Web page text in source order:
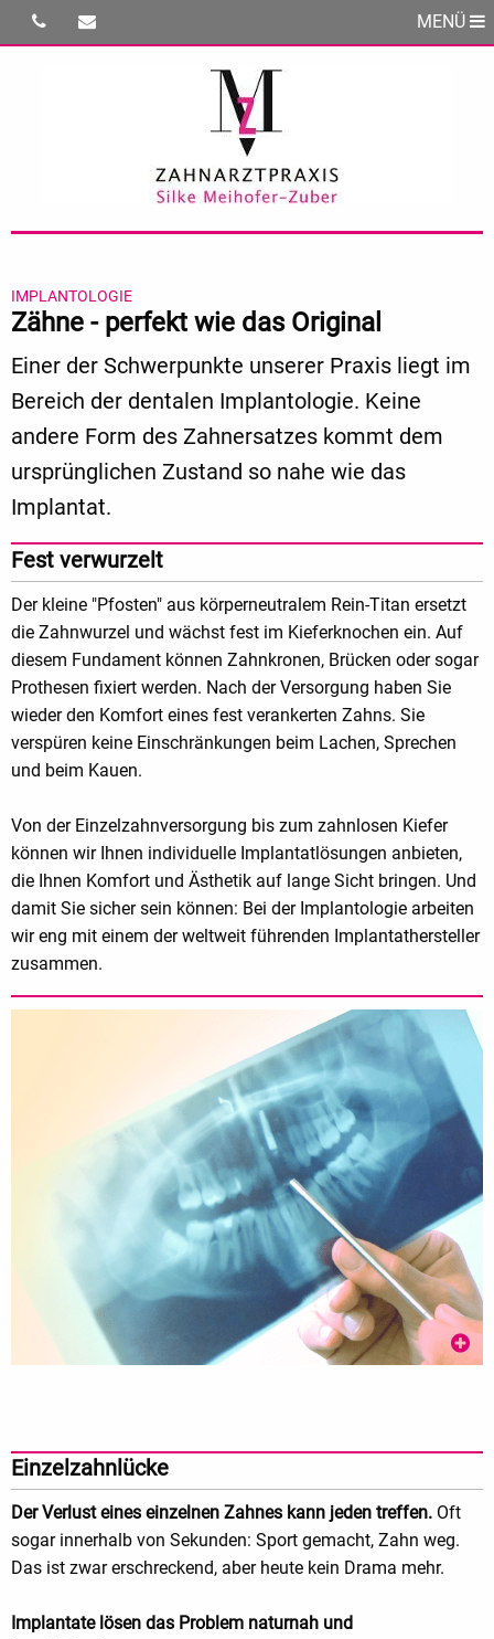
MENÜ
IMPLANTOLOGIE
Zähne - perfekt wie das Original
Einer der Schwerpunkte unserer Praxis liegt im
Bereich der dentalen Implantologie. Keine
andere Form des Zahnersatzes kommt dem
ursprünglichen Zustand so nahe wie das
Implantat.
Fest verwurzelt
Der kleine "Pfosten" aus körperneutralem Rein-Titan ersetzt
die Zahnwurzel und wächst fest im Kieferknochen ein. Auf
diesem Fundament können Zahnkronen, Brücken oder sogar
Prothesen fixiert werden. Nach der Versorgung haben Sie
wieder den Komfort eines fest verankerten Zahns. Sie
verspüren keine Einschränkungen beim Lachen, Sprechen
und beim Kauen.
Von der Einzelzahnversorgung bis zum zahnlosen Kiefer
können wir Ihnen individuelle Implantatlösungen anbieten,
die Ihnen Komfort und Ästhetik auf lange Sicht bringen. Und
damit Sie sicher sein können: Bei der Implantologie arbeiten
wir eng mit einem der weltweit führenden Implantathersteller
zusammen.
Einzelzahnlücke
Der Verlust eines einzelnen Zahnes kann jeden treffen. Oft
sogar innerhalb von Sekunden: Sport gemacht, Zahn weg.
Das ist zwar erschreckend, aber heute kein Drama mehr.
Implantate lösen das Problem naturnah und